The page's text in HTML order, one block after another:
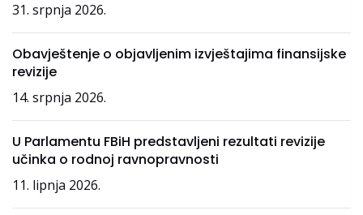
31. srpnja 2026.
Obavještenje o objavljenim izvještajima finansijske
revizije
14. srpnja 2026.
U Parlamentu FBiH predstavljeni rezultati revizije
učinka o rodnoj ravnopravnosti
11. lipnja 2026.